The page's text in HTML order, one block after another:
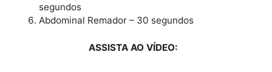
Escalador de Montanha – 30 segundos
Agachamento tocando os calcanhares – 30
Flexões de Braços – 30 segundos